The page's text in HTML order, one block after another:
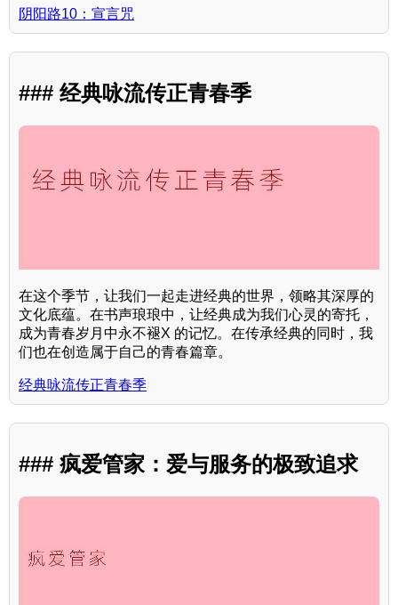
阴阳路10：宣言咒
### 经典咏流传正青春季
在这个季节，让我们一起走进经典的世界，领略其深厚的
文化底蕴。在书声琅琅中，让经典成为我们心灵的寄托，
成为青春岁月中永不褪X 的记忆。在传承经典的同时，我
们也在创造属于自己的青春篇章。
经典咏流传正青春季
### 疯爱管家：爱与服务的极致追求